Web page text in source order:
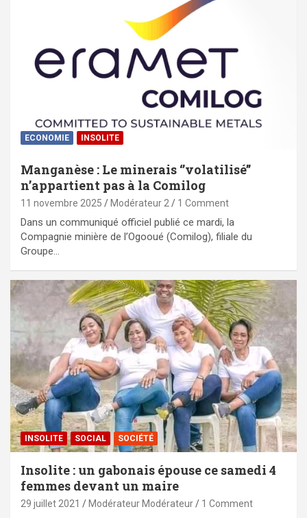
ECONOMIE INSOLITE
Manganèse : Le minerais ‘’volatilisé’’
n’appartient pas à la Comilog
11 novembre 2025 Modérateur 2 1 Comment
Dans un communiqué officiel publié ce mardi, la
Compagnie minière de l’Ogooué (Comilog), filiale du
Groupe…
INSOLITE SOCIAL SOCIÉTÉ
Insolite : un gabonais épouse ce samedi 4
femmes devant un maire
29 juillet 2021 Modérateur Modérateur 1 Comment